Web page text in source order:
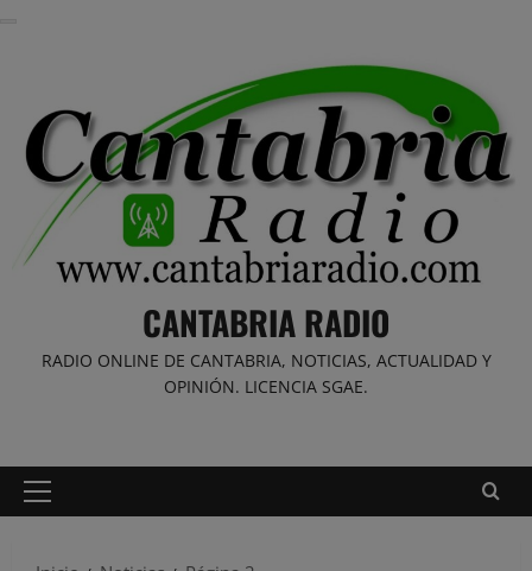
CANTABRIA RADIO
RADIO ONLINE DE CANTABRIA, NOTICIAS, ACTUALIDAD Y
OPINIÓN. LICENCIA SGAE.
Menú